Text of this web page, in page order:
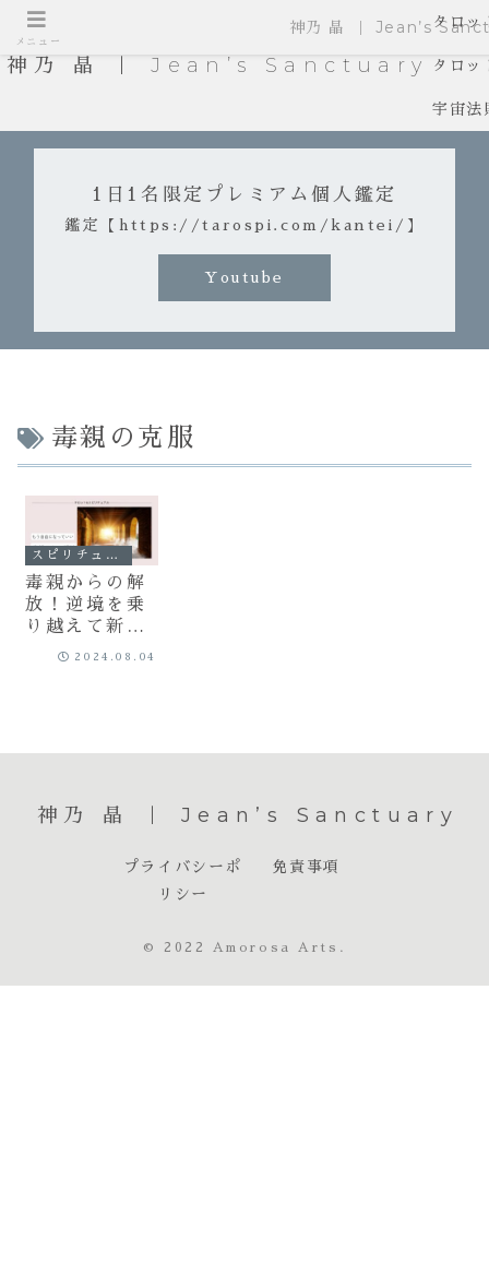
神乃 晶 ｜ Jean’s Sanctuary
タロッ
タロッ
宇宙法
1日1名限定プレミアム個人鑑定
鑑定【https://tarospi.com/kantei/】
Youtube
毒親の克服
スピリチュアル
毒親からの解
放！逆境を乗
り越えて新し
い未来を切り
2024.08.04
神乃 晶 ｜ Jean’s Sanctuary
プライバシーポ
リシー
免責事項
© 2022 Amorosa Arts.
メニュー
神乃 晶 ｜ Jean’s